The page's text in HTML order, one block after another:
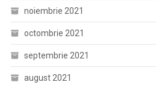
noiembrie 2021
octombrie 2021
septembrie 2021
august 2021